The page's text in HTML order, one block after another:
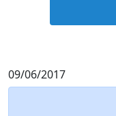
09/06/2017